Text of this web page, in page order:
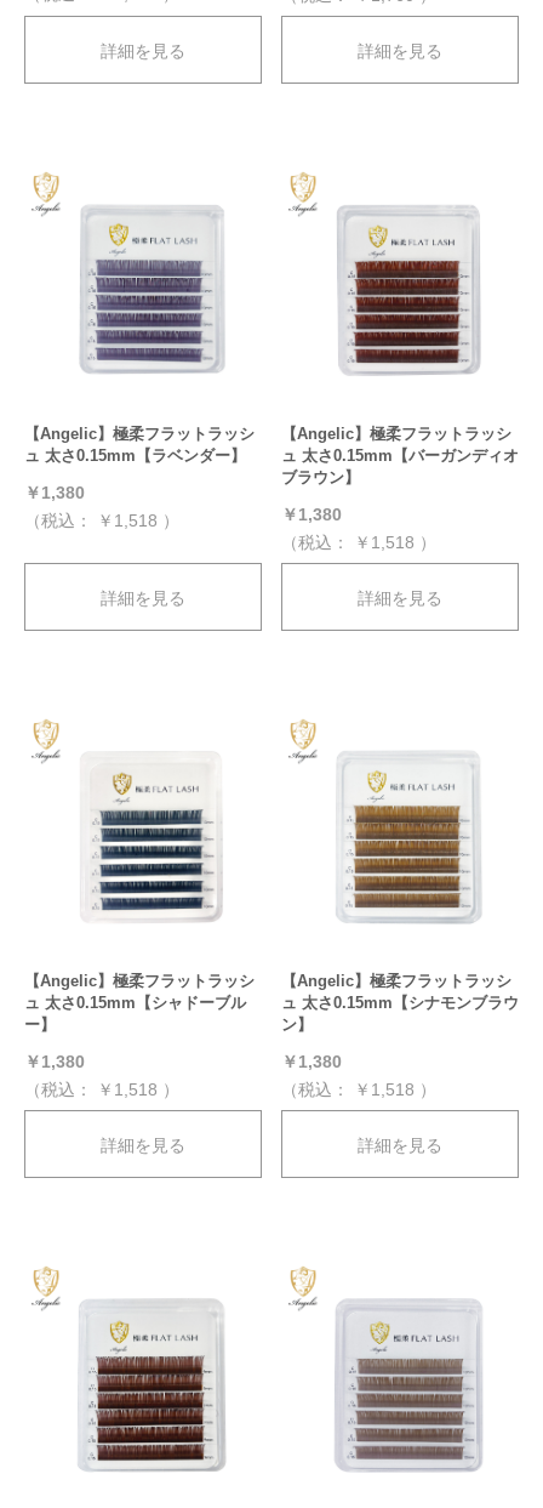
詳細を見る 詳細を見る
【Angelic】極柔フラットラッシ
ュ 太さ0.15mm【ラベンダー】
￥1,380
（税込：
￥1,518 ）
詳細を見る
【Angelic】極柔フラットラッシ
ュ 太さ0.15mm【バーガンディオ
ブラウン】
￥1,380
（税込：
￥1,518 ）
詳細を見る
【Angelic】極柔フラットラッシ
ュ 太さ0.15mm【シャドーブル
ー】
￥1,380
（税込：
￥1,518 ）
詳細を見る
【Angelic】極柔フラットラッシ
ュ 太さ0.15mm【シナモンブラウ
ン】
￥1,380
（税込：
￥1,518 ）
詳細を見る